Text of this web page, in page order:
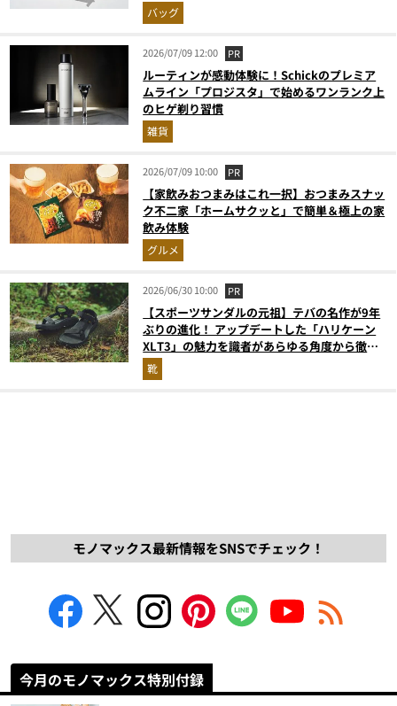
バッグ
2026/07/09 12:00 PR
ルーティンが感動体験に！Schickのプレミア
ムライン「プロジスタ」で始めるワンランク上
のヒゲ剃り習慣
雑貨
2026/07/09 10:00 PR
【家飲みおつまみはこれ一択】おつまみスナッ
ク不二家「ホームサクッと」で簡単＆極上の家
飲み体験
グルメ
2026/06/30 10:00 PR
【スポーツサンダルの元祖】テバの名作が9年
ぶりの進化！ アップデートした「ハリケーン
XLT3」の魅力を識者があらゆる角度から徹底
解説！
靴
モノマックス最新情報をSNSでチェック！
今月のモノマックス特別付録